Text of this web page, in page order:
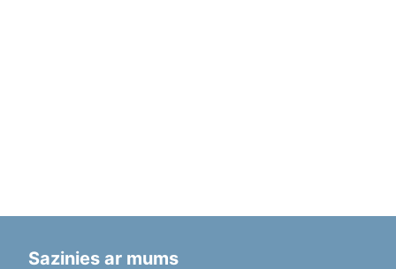
Sazinies ar mums